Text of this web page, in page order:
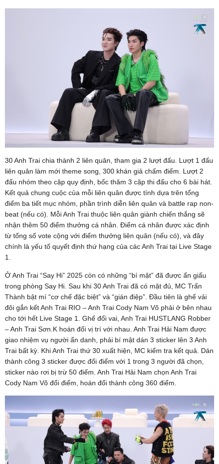
30 Anh Trai chia thành 2 liên quân, tham gia 2 lượt đấu. Lượt 1 đấu
liên quân làm mới theme song, 300 khán giả chấm điểm. Lượt 2
đấu nhóm theo cặp quy định, bốc thăm 3 cặp thi đấu cho 6 bài hát.
Kết quả chung cuộc của mỗi liên quân được tính dựa trên tổng
điểm ba tiết mục nhóm, phần trình diễn liên quân và battle rap non-
beat (nếu có). Mỗi Anh Trai thuộc liên quân giành chiến thắng sẽ
nhận thêm 50 điểm thưởng cá nhân. Điểm cá nhân được xác định
từ tổng số vote cộng với điểm thưởng liên quân (nếu có), và đây
chính là yếu tố quyết định thứ hạng của các Anh Trai tại Live Stage
1.
Ở Anh Trai “Say Hi” 2025 còn có những “bí mật” đã được ẩn giấu
trong phòng Say Hi. Sau khi 30 Anh Trai đã có mặt đủ, MC Trấn
Thành bật mí “cơ chế đặc biệt” và “gián điệp”. Đầu tiên là ghế vải
đôi gắn kết Anh Trai RIO – Anh Trai Cody Nam Võ phải ở bên nhau
cho tới hết Live Stage 1. Ghế đổi vai, Anh Trai HUSTLANG Robber
– Anh Trai Sơn.K hoán đổi vị trí với nhau. Anh Trai Hải Nam được
giao nhiệm vụ người ẩn danh, phải bí mật dán 3 sticker lên 3 Anh
Trai bất kỳ. Khi Anh Trai thứ 30 xuất hiện, MC kiểm tra kết quả. Dán
thành công 3 sticker được đổi điểm với 1 trong 3 người đã chọn,
sticker nào rơi bị trừ 50 điểm. Anh Trai Hải Nam chọn Anh Trai
Cody Nam Võ đổi điểm, hoán đổi thành công 360 điểm.